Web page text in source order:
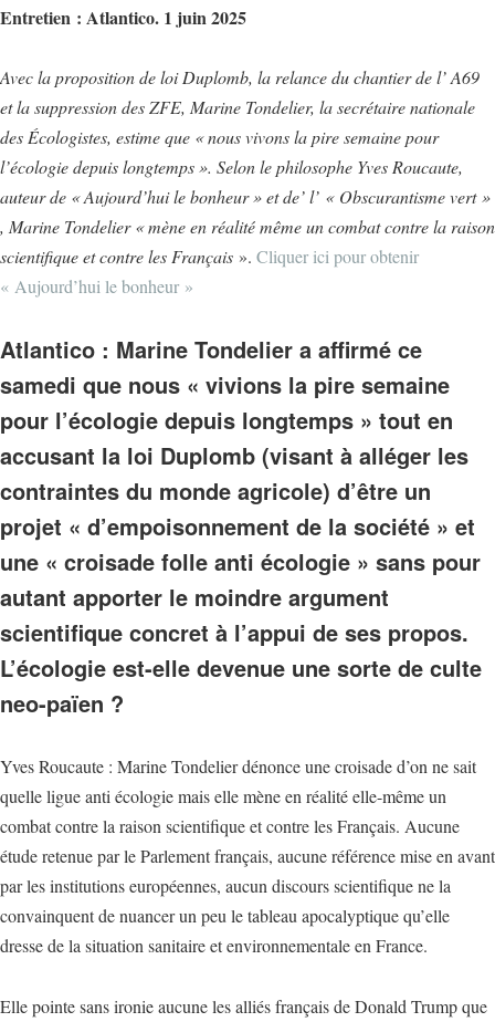
Entretien : Atlantico. 1 juin 2025
Avec la proposition de loi Duplomb, la relance du chantier de l’ A69
et la suppression des ZFE, Marine Tondelier, la secrétaire nationale
des Écologistes, estime que « nous vivons la pire semaine pour
l’écologie depuis longtemps ». Selon le philosophe Yves Roucaute,
auteur de « Aujourd’hui le bonheur » et de’ l’ « Obscurantisme vert »
, Marine Tondelier « mène en réalité même un combat contre la raison
scientifique et contre les Français ». Cliquer ici pour obtenir
« Aujourd’hui le bonheur »
Atlantico : Marine Tondelier a affirmé ce
samedi que nous « vivions la pire semaine
pour l’écologie depuis longtemps » tout en
accusant la loi Duplomb (visant à alléger les
contraintes du monde agricole) d’être un
projet « d’empoisonnement de la société » et
une « croisade folle anti écologie » sans pour
autant apporter le moindre argument
scientifique concret à l’appui de ses propos.
L’écologie est-elle devenue une sorte de culte
neo-païen ?
Yves Roucaute : Marine Tondelier dénonce une croisade d’on ne sait
quelle ligue anti écologie mais elle mène en réalité elle-même un
combat contre la raison scientifique et contre les Français. Aucune
étude retenue par le Parlement français, aucune référence mise en avant
par les institutions européennes, aucun discours scientifique ne la
convainquent de nuancer un peu le tableau apocalyptique qu’elle
dresse de la situation sanitaire et environnementale en France.
Elle pointe sans ironie aucune les alliés français de Donald Trump que